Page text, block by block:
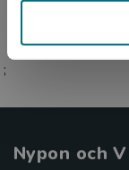
;
Nypon och